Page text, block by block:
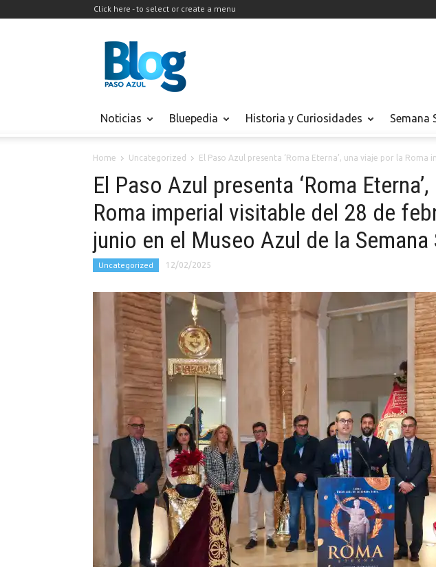
Click here - to select or create a menu
Noticias Bluepedia Historia y Curiosidades Semana
Home Uncategorized El Paso Azul presenta ‘Roma Eterna’, una viaje por la Roma
El Paso Azul presenta ‘Roma
Roma imperial visitable del 28 de
junio en el Museo Azul de la Semana
Uncategorized 12/02/2025